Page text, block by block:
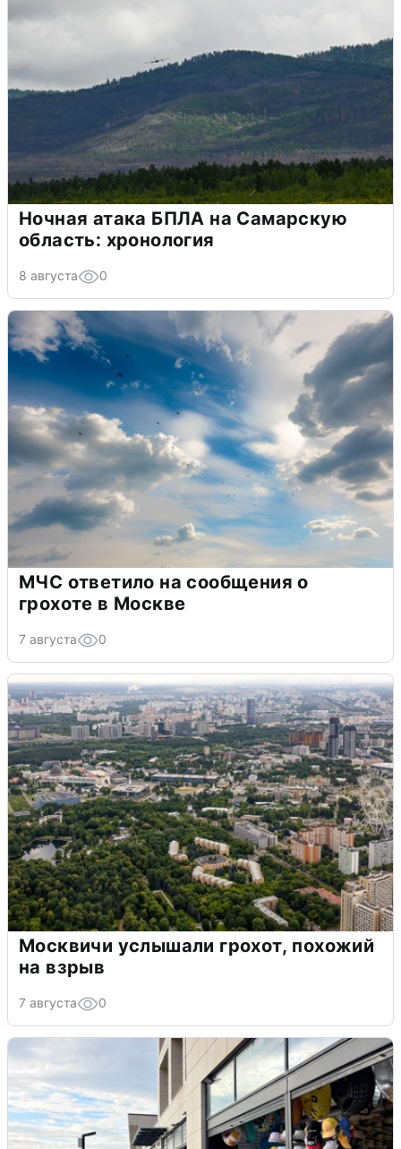
Ночная атака БПЛА на Самарскую
область: хронология
8 августа 0
МЧС ответило на сообщения о
грохоте в Москве
7 августа 0
Москвичи услышали грохот, похожий
на взрыв
7 августа 0